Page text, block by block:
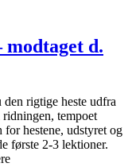
d.
rigtige heste udfra
tempoet
hestene, udstyret og
første 2-3 lektioner.